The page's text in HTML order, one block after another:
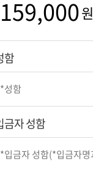
원
함
금자 성함